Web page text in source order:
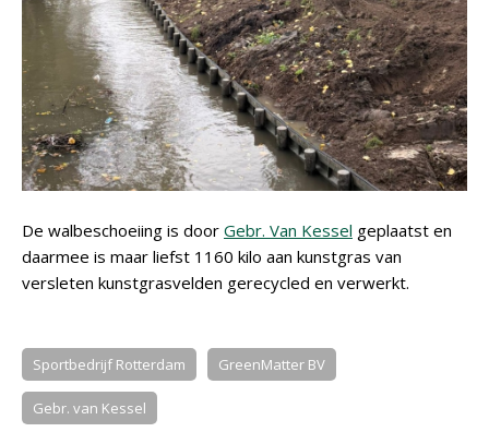
De walbeschoeiing is door Gebr. Van Kessel geplaatst en
daarmee is maar liefst 1160 kilo aan kunstgras van
versleten kunstgrasvelden gerecycled en verwerkt.
Sportbedrijf Rotterdam GreenMatter BV
Gebr. van Kessel